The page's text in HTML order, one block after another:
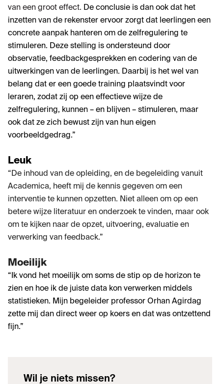
van een groot effect. De conclusie is dan ook dat het
inzetten van de rekenster ervoor zorgt dat leerlingen een
concrete aanpak hanteren om de zelfregulering te
stimuleren. Deze stelling is ondersteund door
observatie, feedbackgesprekken en codering van de
uitwerkingen van de leerlingen. Daarbij is het wel van
belang dat er een goede training plaatsvindt voor
leraren, zodat zij op een effectieve wijze de
zelfregulering, kunnen – en blijven – stimuleren, maar
ook dat ze zich bewust zijn van hun eigen
voorbeeldgedrag.”
Leuk
“De inhoud van de opleiding, en de begeleiding vanuit
Academica, heeft mij de kennis gegeven om een
interventie te kunnen opzetten. Niet alleen om op een
betere wijze literatuur en onderzoek te vinden, maar ook
om te kijken naar de opzet, uitvoering, evaluatie en
verwerking van feedback.”
Moeilijk
“Ik vond het moeilijk om soms de stip op de horizon te
zien en hoe ik de juiste data kon verwerken middels
statistieken. Mijn begeleider professor Orhan Agirdag
zette mij dan direct weer op koers en dat was ontzettend
fijn.”
Wil je niets missen?